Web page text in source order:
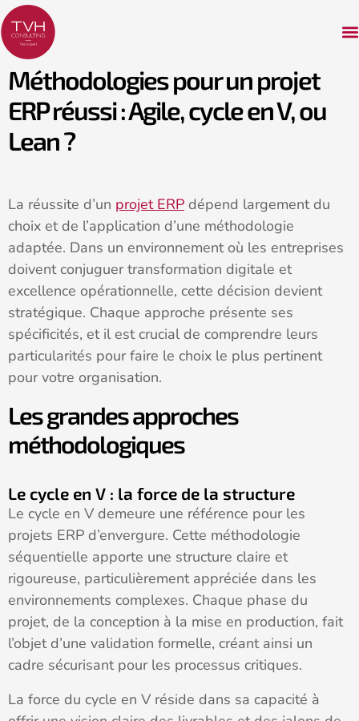
Méthodologies pour un projet
ERP réussi : Agile, cycle en V, ou
Lean ?
La réussite d’un projet ERP dépend largement du
choix et de l’application d’une méthodologie
adaptée. Dans un environnement où les entreprises
doivent conjuguer transformation digitale et
excellence opérationnelle, cette décision devient
stratégique. Chaque approche présente ses
spécificités, et il est crucial de comprendre leurs
particularités pour faire le choix le plus pertinent
pour votre organisation.
Les grandes approches
méthodologiques
Le cycle en V : la force de la structure
Le cycle en V demeure une référence pour les
projets ERP d’envergure. Cette méthodologie
séquentielle apporte une structure claire et
rigoureuse, particulièrement appréciée dans les
environnements complexes. Chaque phase du
projet, de la conception à la mise en production, fait
l’objet d’une validation formelle, créant ainsi un
cadre sécurisant pour les processus critiques.
La force du cycle en V réside dans sa capacité à